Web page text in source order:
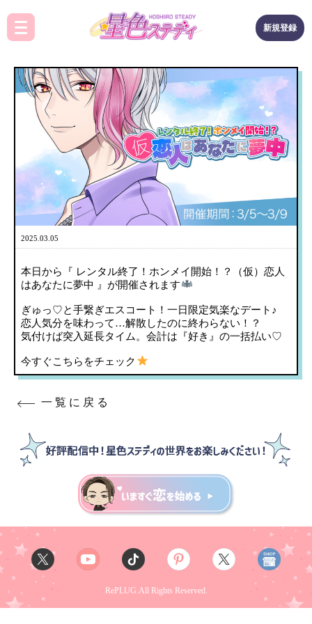
新規登録
2025.03.05
本日から『 レンタル終了！ホンメイ開始！？（仮）恋人
はあなたに夢中 』が開催されます
ぎゅっ♡と手繋ぎエスコート！一日限定気楽なデート♪
恋人気分を味わって…解散したのに終わらない！？
気付けば突入延長タイム。会計は『好き』の一括払い♡
今すぐこちらをチェック
一覧に戻る
RePLUG.All Rights Reserved.